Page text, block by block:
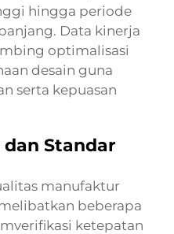
hingga periode
Data kinerja
optimalisasi
desain guna
serta kepuasan
Standar
manufaktur
beberapa
ketepatan